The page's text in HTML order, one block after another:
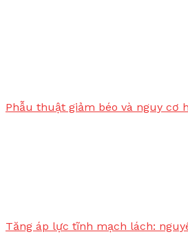
Phẫu thuật giảm béo và nguy cơ
Tăng áp lực tĩnh mạch lách: